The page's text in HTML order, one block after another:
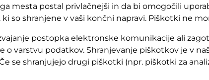
mesta postal privlačnejši in da bi omogočili
so shranjene v vaši končni napravi. Piškotki ne
postopka elektronske komunikacije ali
o varstvu podatkov. Shranjevanje piškotkov je v
se shranjujejo drugi piškotki (npr. piškotki za